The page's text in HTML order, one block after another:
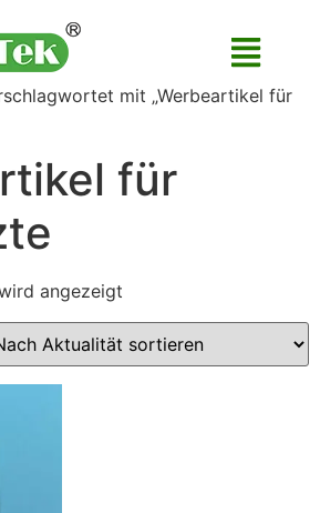
mit „Werbeartikel für
für
angezeigt